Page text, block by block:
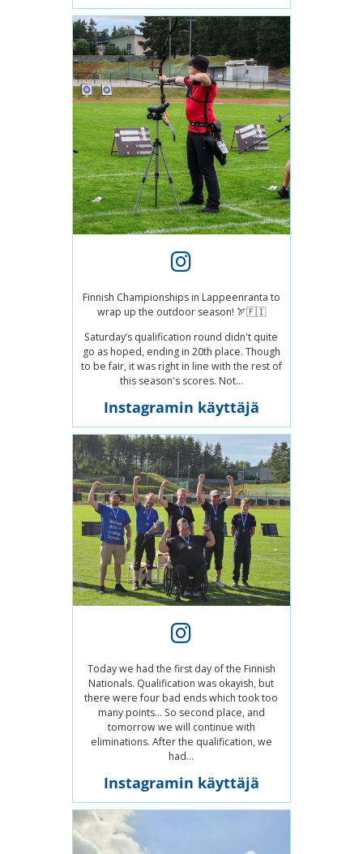
Finnish Championships in Lappeenranta to
wrap up the outdoor season! 🏹🇫🇮
Saturday’s qualification round didn't quite
go as hoped, ending in 20th place. Though
to be fair, it was right in line with the rest of
this season's scores. Not...
Instagramin käyttäjä
Today we had the first day of the Finnish
Nationals. Qualification was okayish, but
there were four bad ends which took too
many points... So second place, and
tomorrow we will continue with
eliminations. After the qualification, we
had...
Instagramin käyttäjä